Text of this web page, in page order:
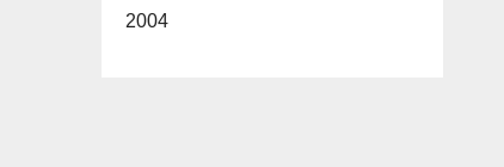
2004